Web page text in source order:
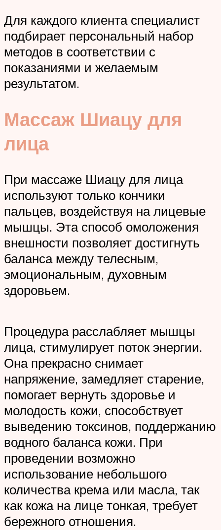
Для каждого клиента специалист
подбирает персональный набор
методов в соответствии с
показаниями и желаемым
результатом.
Массаж Шиацу для
лица
При массаже Шиацу для лица
используют только кончики
пальцев, воздействуя на лицевые
мышцы. Эта способ омоложения
внешности позволяет достигнуть
баланса между телесным,
эмоциональным, духовным
здоровьем.
Процедура расслабляет мышцы
лица, стимулирует поток энергии.
Она прекрасно снимает
напряжение, замедляет старение,
помогает вернуть здоровье и
молодость кожи, способствует
выведению токсинов, поддержанию
водного баланса кожи. При
проведении возможно
использование небольшого
количества крема или масла, так
как кожа на лице тонкая, требует
бережного отношения.